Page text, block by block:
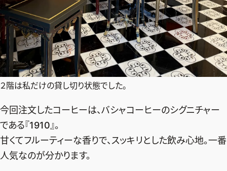
２階は私だけの貸し切り状態でした。
今回注文したコーヒーは、バシャコーヒーのシグニチャー
である『1910』。
甘くてフルーティーな香りで、スッキリとした飲み心地。一番
人気なのが分かります。